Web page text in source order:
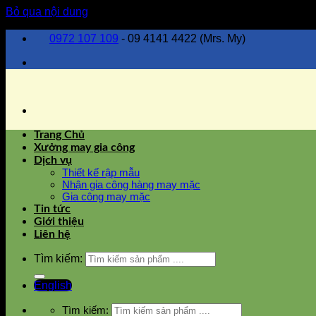
Bỏ qua nội dung
0972 107 109 - 09 4141 4422 (Mrs. My)
Trang Chủ
Xưởng may gia công
Dịch vụ
Thiết kế rập mẫu
Nhận gia công hàng may mặc
Gia công may mặc
Tin tức
Giới thiệu
Liên hệ
Tìm kiếm:
English
Tìm kiếm: